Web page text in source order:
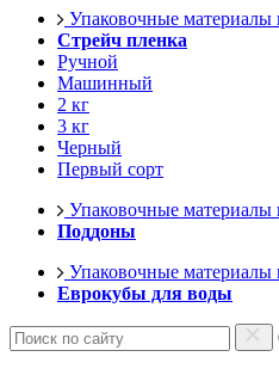
Упаковочные материалы
Стрейч пленка
Ручной
Машинный
2 кг
3 кг
Черный
Первый сорт
Упаковочные материалы
Поддоны
Упаковочные материалы
Еврокубы для воды